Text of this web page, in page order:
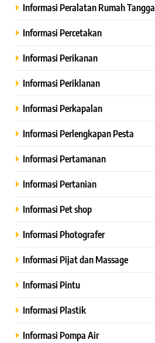
Informasi Peralatan Rumah Tangga
Informasi Percetakan
Informasi Perikanan
Informasi Periklanan
Informasi Perkapalan
Informasi Perlengkapan Pesta
Informasi Pertamanan
Informasi Pertanian
Informasi Pet shop
Informasi Photografer
Informasi Pijat dan Massage
Informasi Pintu
Informasi Plastik
Informasi Pompa Air